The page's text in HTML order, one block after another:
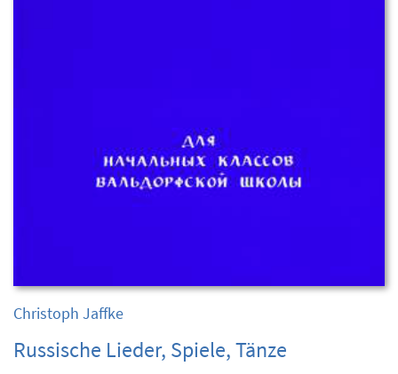
Christoph Jaffke
Russische Lieder, Spiele, Tänze